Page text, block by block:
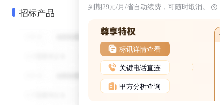
招标产品 到期29元/月/省自动续费，可随时取消。
标讯详情查看
关键电话直连
甲方分析查询